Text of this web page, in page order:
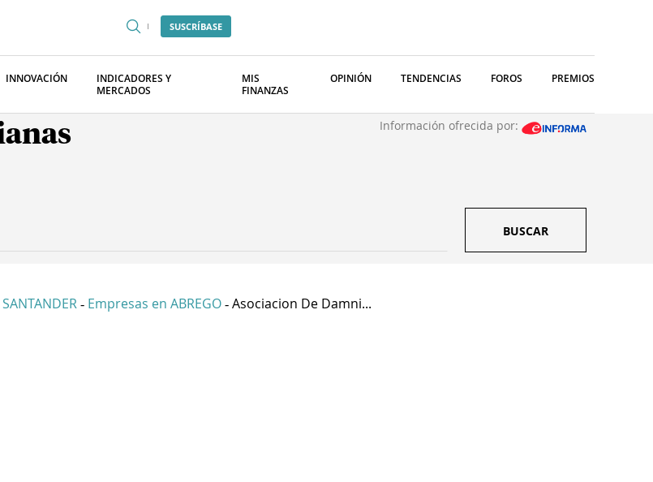
SUSCRÍBASE
INNOVACIÓN
INDICADORES Y
MERCADOS
MIS
FINANZAS
OPINIÓN TENDENCIAS FOROS PREMIOS
Información ofrecida por:
BUSCAR
- Empresas en ABREGO - Asociacion De Damni...